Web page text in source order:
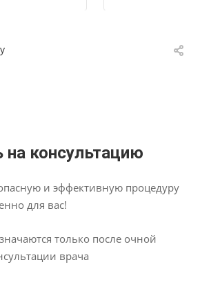
на консультацию
и эффективную процедуру
для вас!
только после очной
врача